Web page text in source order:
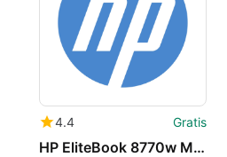
4.4 Gratis
HP EliteBook 8770w Mobile Workstation drivers